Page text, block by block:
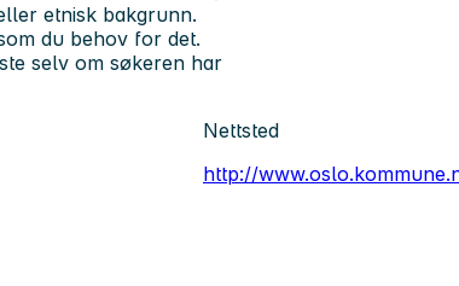
etnisk bakgrunn.
du behov for det.
selv om søkeren har
Nettsted
http://